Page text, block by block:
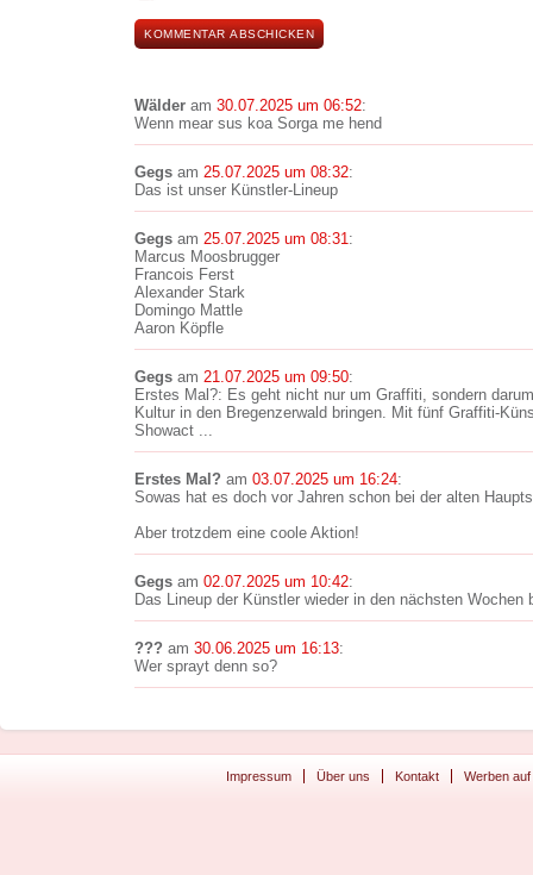
Wälder am 30.07.2025 um 06:52:
Wenn mear sus koa Sorga me hend
Gegs am 25.07.2025 um 08:32:
Das ist unser Künstler-Lineup
Gegs am 25.07.2025 um 08:31:
Marcus Moosbrugger
Francois Ferst
Alexander Stark
Domingo Mattle
Aaron Köpfle
Gegs am 21.07.2025 um 09:50:
Erstes Mal?: Es geht nicht nur um Graffiti, sondern
Kultur in den Bregenzerwald bringen. Mit fünf Graffiti-
Showact ...
Erstes Mal? am 03.07.2025 um 16:24:
Sowas hat es doch vor Jahren schon bei der alten
Aber trotzdem eine coole Aktion!
Gegs am 02.07.2025 um 10:42:
Das Lineup der Künstler wieder in den nächsten Wochen
??? am 30.06.2025 um 16:13:
Wer sprayt denn so?
Impressum Über uns Kontakt Werben